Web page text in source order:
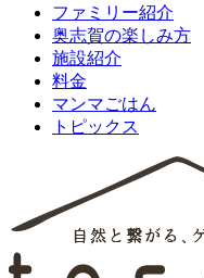
ファミリー紹介
奥志賀の楽しみ方
施設紹介
料金
マンマごはん
トピックス